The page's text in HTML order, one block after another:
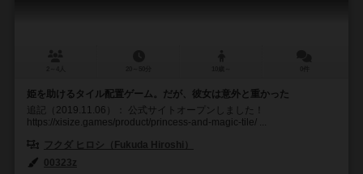
姫を助けるタイル配置ゲーム。だが、彼女は意外と重かった
追記（2019.11.06）： 公式サイトオープンしました！
https://xisize.games/product/princess-and-magic-tile/ ...
フクダ ヒロシ（Fukuda Hiroshi）
00323z